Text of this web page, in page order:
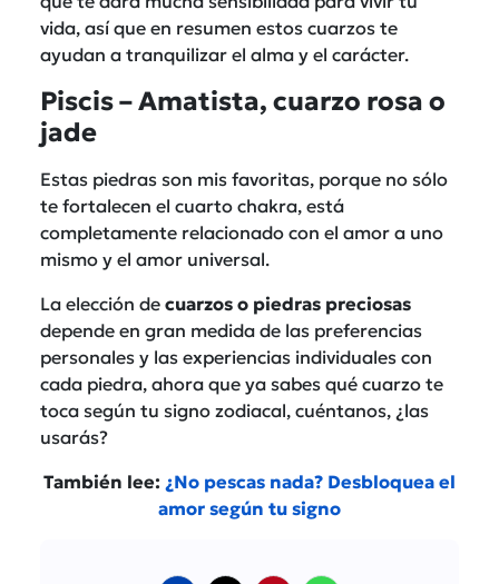
vida, así que en resumen estos cuarzos te
ayudan a tranquilizar el alma y el carácter.
Piscis – Amatista, cuarzo rosa o
jade
Estas piedras son mis favoritas, porque no sólo
te fortalecen el cuarto chakra, está
completamente relacionado con el amor a uno
mismo y el amor universal.
La elección de cuarzos o piedras preciosas
depende en gran medida de las preferencias
personales y las experiencias individuales con
cada piedra, ahora que ya sabes qué cuarzo te
toca según tu signo zodiacal, cuéntanos, ¿las
usarás?
También lee: ¿No pescas nada? Desbloquea el
amor según tu signo